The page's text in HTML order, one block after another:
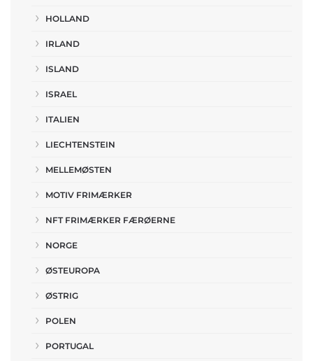
HOLLAND
IRLAND
ISLAND
ISRAEL
ITALIEN
LIECHTENSTEIN
MELLEMØSTEN
MOTIV FRIMÆRKER
NFT FRIMÆRKER FÆRØERNE
NORGE
ØSTEUROPA
ØSTRIG
POLEN
PORTUGAL